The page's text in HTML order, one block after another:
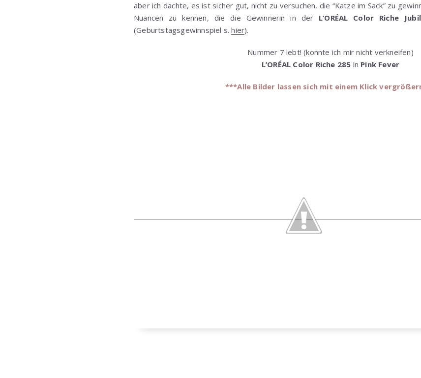
aber ich dachte, es ist sicher gut, nicht zu versuchen, die “Katze im Sack” zu
Nuancen zu kennen, die die Gewinnerin in der L’ORÉAL Color Riche
(Geburtstagsgewinnspiel s.hier).
Nummer 7 lebt! (konnte ich mir nicht verkneifen)
L’ORÉAL Color Riche 285 in Pink Fever
***Alle Bilder lassen sich mit einem Klick